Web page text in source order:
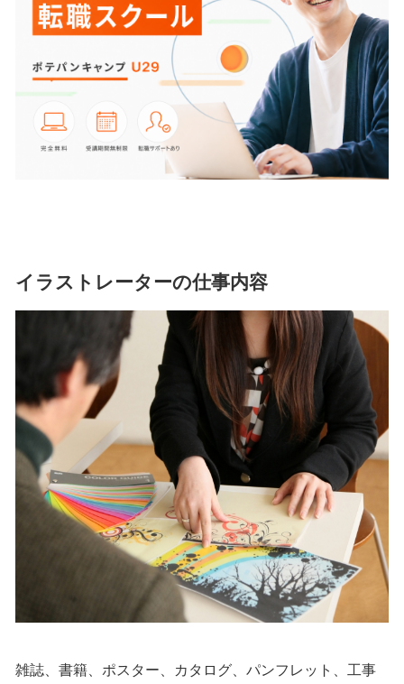
イラストレーターの仕事内容
雑誌、書籍、ポスター、カタログ、パンフレット、工事